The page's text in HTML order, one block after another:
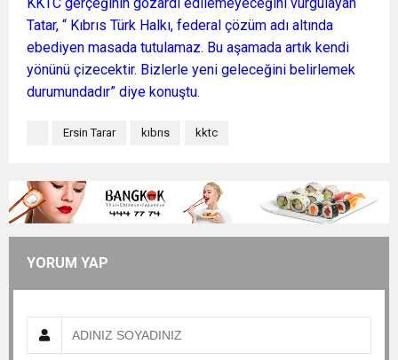
Tatar, “ Kıbrıs Türk Halkı, federal çözüm adı altında
ebediyen masada tutulamaz. Bu aşamada artık kendi
yönünü çizecektir. Bizlerle yeni geleceğini belirlemek
durumundadır” diye konuştu.
Ersin Tarar kıbrıs kktc
YORUM YAP